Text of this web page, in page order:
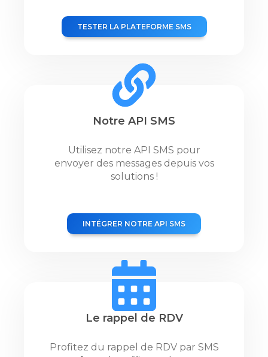
TESTER LA PLATEFORME SMS
Notre API SMS
Utilisez notre API SMS pour
envoyer des messages depuis vos
solutions !
INTÉGRER NOTRE API SMS
Le rappel de RDV
Profitez du rappel de RDV par SMS